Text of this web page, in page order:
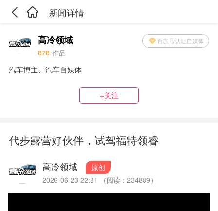
新闻详情
高冷领域 百咖号认证自媒体
878 作品
汽车博主、汽车自媒体
+关注
代步露营好伙伴，试驾福特领睿
高冷领域
原创
2026-06-23 22:31 （阅读：234889）